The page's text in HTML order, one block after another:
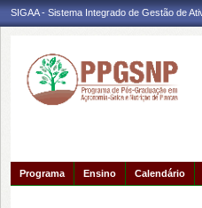
SIGAA - Sistema Integrado de Gestão de
Programa Ensino Calendário